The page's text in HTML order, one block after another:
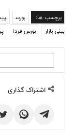
برچسب ها: بورس
بینی بازار
بورس فردا
اشتراک گذاری